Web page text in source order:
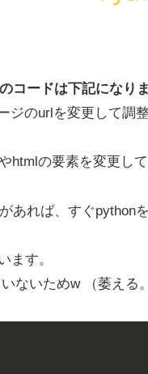
コードは下記になりま
のurlを変更して調
htmlの要素を変更し
あれば、すぐpython
ます。
ないためw （萎える